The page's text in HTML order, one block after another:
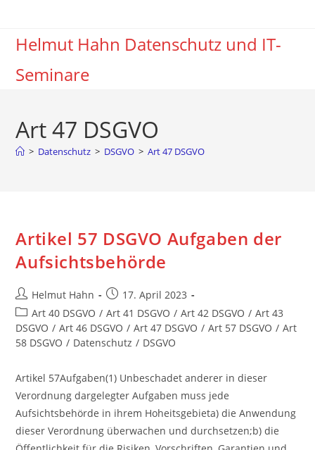
springenHelmut Hahn Datenschutz und IT-
Seminare
Art 47 DSGVO
> Datenschutz > DSGVO > Art 47 DSGVO
Artikel 57 DSGVO Aufgaben der
Aufsichtsbehörde
Beitrags-
Autor:
Helmut Hahn
Beitrag
veröffentlicht:
17. April 2023
Beitrags-
Kategorie:
Art 40 DSGVO / Art 41 DSGVO / Art 42 DSGVO / Art 43
DSGVO / Art 46 DSGVO / Art 47 DSGVO / Art 57 DSGVO / Art
58 DSGVO / Datenschutz / DSGVO
Artikel 57Aufgaben(1) Unbeschadet anderer in dieser
Verordnung dargelegter Aufgaben muss jede
Aufsichtsbehörde in ihrem Hoheitsgebieta) die Anwendung
dieser Verordnung überwachen und durchsetzen;b) die